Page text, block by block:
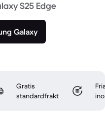
S25 Edge
Galaxy
Gratis
standardfrakt